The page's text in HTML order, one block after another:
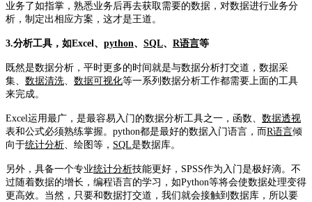
业务了如指掌， 熟悉业务后再去获取需要的数据，对数据进行业务分
析，制定出相应方案，这才是王道。
3.分析工具，如Excel、 python、 SQL、 R语言等
既然是数据分析，平时更多的时间就是与数据分析打交道，数据采
集、 数据清洗、 数据可视化等一系列数据分析工作都需要上面的工具
来完成。
Excel运用最广，是最容易入门的数据分析工具之一，函数、 数据透视
表和公式必须熟练掌握。 python都是最好的数据入门语言，而R语言倾
向于统计分析、绘图等， SQL是数据库。
另外，具备一个专业统计分析技能更好，SPSS作为入门是极好滴。不
过随着数据的增长，编程语言的学习，如Python等将会使数据处理变得
更高效。当然，只要和数据打交道，我们就会接触到数据库，所以要